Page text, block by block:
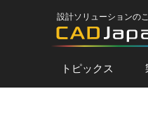
設計ソリューションの
トピックス